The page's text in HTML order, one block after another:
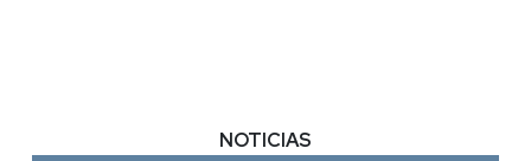
NOTICIAS